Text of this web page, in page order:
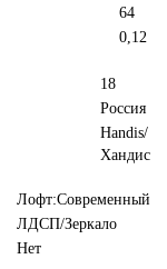
64
0,12
18
Россия
Handis/
Хандис
Лофт:Современный
ЛДСП/Зеркало
Нет